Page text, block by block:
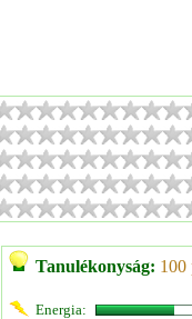
Tanulékonyság: 100
Energia: